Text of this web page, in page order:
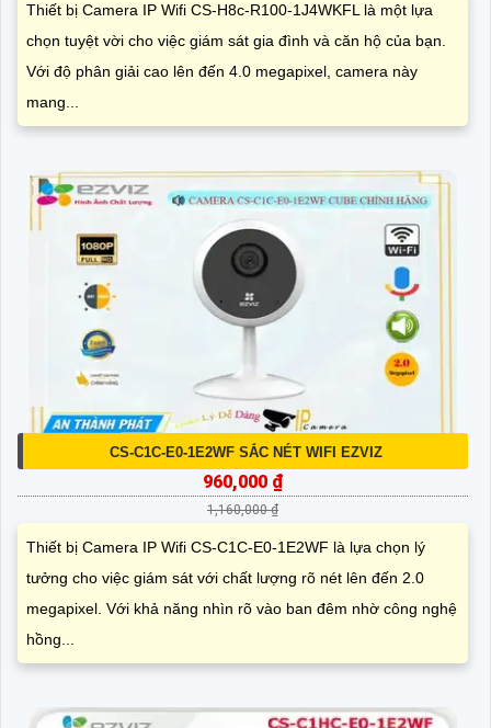
Thiết bị Camera IP Wifi CS-H8c-R100-1J4WKFL là một lựa
chọn tuyệt vời cho việc giám sát gia đình và căn hộ của bạn.
Với độ phân giải cao lên đến 4.0 megapixel, camera này
mang...
CS-C1C-E0-1E2WF SẮC NÉT WIFI EZVIZ
960,000 ₫
1,160,000 ₫
Thiết bị Camera IP Wifi CS-C1C-E0-1E2WF là lựa chọn lý
tưởng cho việc giám sát với chất lượng rõ nét lên đến 2.0
megapixel. Với khả năng nhìn rõ vào ban đêm nhờ công nghệ
hồng...